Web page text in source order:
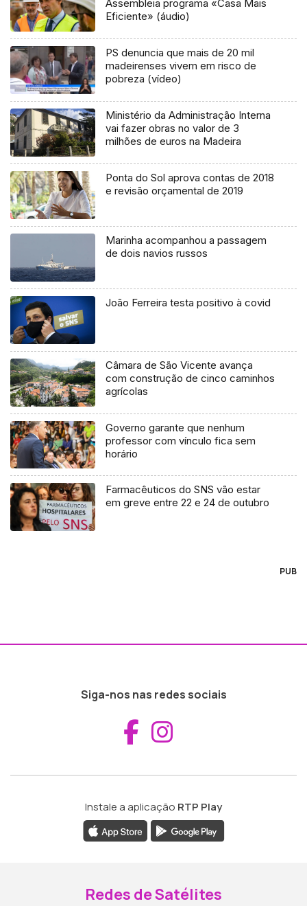
Assembleia programa «Casa Mais
Eficiente» (áudio)
PS denuncia que mais de 20 mil
madeirenses vivem em risco de
pobreza (vídeo)
Ministério da Administração Interna
vai fazer obras no valor de 3
milhões de euros na Madeira
Ponta do Sol aprova contas de 2018
e revisão orçamental de 2019
Marinha acompanhou a passagem
de dois navios russos
João Ferreira testa positivo à covid
Câmara de São Vicente avança
com construção de cinco caminhos
agrícolas
Governo garante que nenhum
professor com vínculo fica sem
horário
Farmacêuticos do SNS vão estar
em greve entre 22 e 24 de outubro
PUB
Siga-nos nas redes sociais
Aceder ao
Instale a aplicação RTP Play
Redes de Satélites